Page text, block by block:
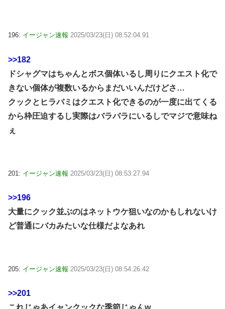
196: イージャン速報 2025/03/23(日) 08:52:04.91
>>182
ドシャグマはちゃんとボス個体いるし周りにクエスト化で
きない個体が複数いるからまだいいんだけどさ…
クックとヒラバミはクエスト化できるのが一度に出てくる
から枠圧迫するし実際はバラバラにいるしでマジで意味ね
ぇ
201: イージャン速報 2025/03/23(日) 08:53:27.94
>>196
大量にクック並ぶのはネットウケ狙いなのかもしれないけ
ど普通にバカみたいな仕様だよなあれ
205: イージャン速報 2025/03/23(日) 08:54:26.42
>>201